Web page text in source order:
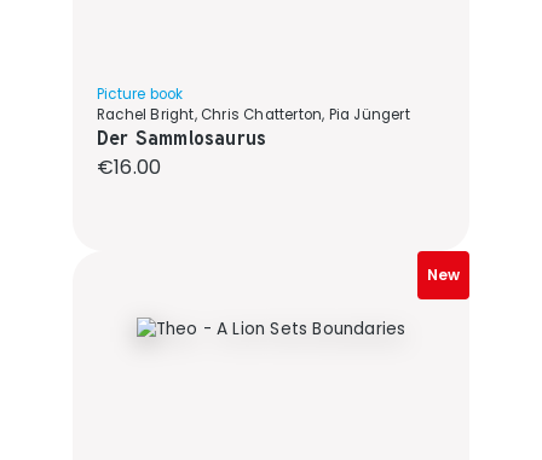
Picture book
Rachel Bright, Chris Chatterton, Pia Jüngert
Der Sammlosaurus
Regular price:
€16.00
New